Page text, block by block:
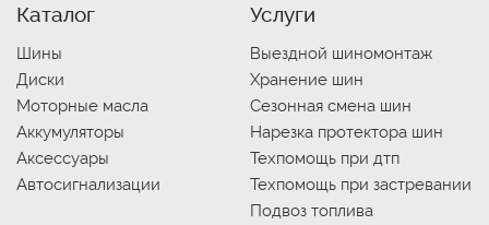
Каталог
Шины
Диски
Моторные масла
Аккумуляторы
Аксессуары
Автосигнализации
Услуги
Выездной шиномонтаж
Хранение шин
Сезонная смена шин
Нарезка протектора шин
Техпомощь при дтп
Техпомощь при застревании
Подвоз топлива